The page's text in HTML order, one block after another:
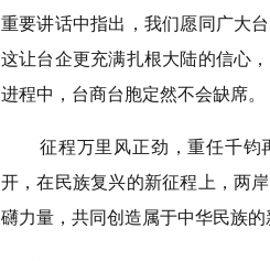
重要讲话中指出，我们愿同广大
这让台企更充满扎根大陆的信心
进程中，台商台胞定然不会缺席。
征程万里风正劲，重任千钧
开，在民族复兴的新征程上，两
礴力量，共同创造属于中华民族的